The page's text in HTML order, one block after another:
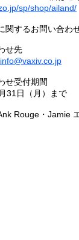
sp/shop/ailand/
関するお問い合わ
せ先
info@vaxiv.co.jp
せ受付期間
31日（月）まで
Rouge・Jamie